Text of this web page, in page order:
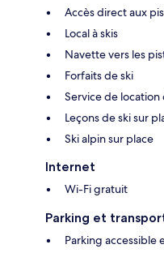
Accès direct aux
Local à skis
Navette vers les
Forfaits de ski
Service de
Leçons de ski sur
Ski alpin sur place
Internet
Wi-Fi gratuit
Parking et
Parking accessible